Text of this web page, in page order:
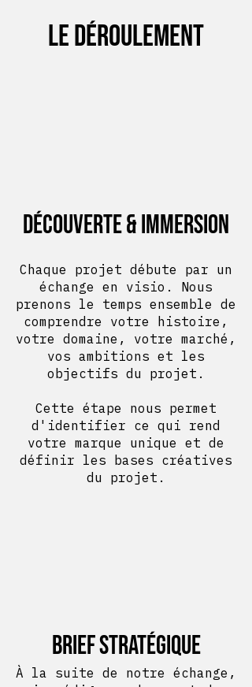
Le déroulement
Découverte & immersion
Chaque projet débute par un
échange en visio. Nous
prenons le temps ensemble de
comprendre votre histoire,
votre domaine, votre marché,
vos ambitions et les
objectifs du projet.
Cette étape nous permet
d'identifier ce qui rend
votre marque unique et de
définir les bases créatives
du projet.
Brief stratégique
​À la suite de notre échange,